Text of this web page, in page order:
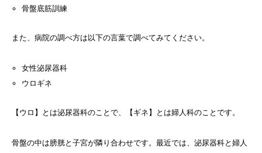
骨盤底筋訓練
また、病院の調べ方は以下の言葉で調べてみてください。
女性泌尿器科
ウロギネ
【ウロ】とは泌尿器科のことで、【ギネ】とは婦人科のことです。
骨盤の中は膀胱と子宮が隣り合わせです。最近では、泌尿器科と婦人